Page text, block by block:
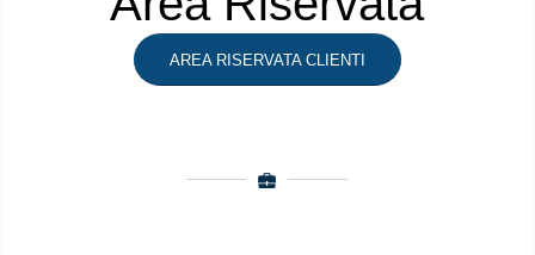
AREA RISERVATA CLIENTI